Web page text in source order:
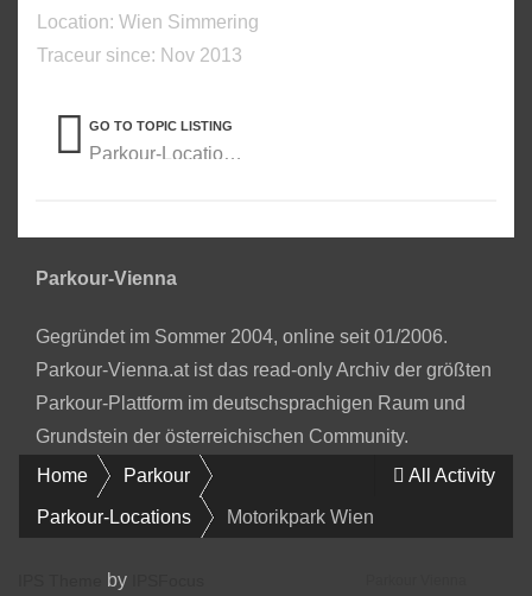
Location: Wien Simmering
Traceur since: Nov 2013
GO TO TOPIC LISTING
Parkour-Locations
Parkour-Vienna
Gegründet im Sommer 2004, online seit 01/2006.
Parkour-Vienna.at ist das read-only Archiv der größten
Parkour-Plattform im deutschsprachigen Raum und
Grundstein der österreichischen Community.
All Activity
Home Parkour
Parkour-Locations Motorikpark Wien
by